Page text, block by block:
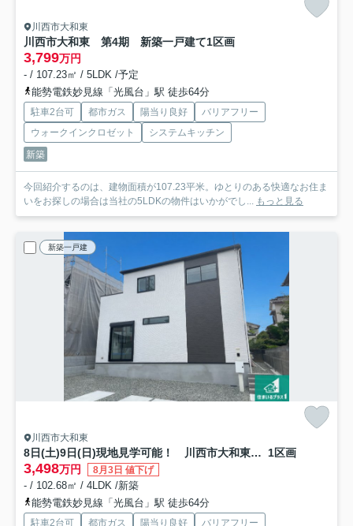
川西市大和東
川西市大和東 第4期 新築一戸建て1区画
3,799万円
- / 107.23㎡ / 5LDK /予定
能勢電鉄妙見線「光風台」駅 徒歩64分
駐車2台可 都市ガス 陽当り良好
バリアフリー
ウォークインクロゼット
システムキッチン
新築
今回紹介するのは、建物面積が107.23平米。ゆとりのある快適なお住ま
いをお探しの場合は当社の5LDKの物件はいかがでし... もっと見る
新築一戸建
川西市大和東
8日(土)9日(日)現地見学可能！ 川西市大和東 第3期 新築一戸建て 1区画
3,498万円 8月3日 値下げ
- / 102.68㎡ / 4LDK /新築
能勢電鉄妙見線「光風台」駅 徒歩64分
駐車2台可 都市ガス 陽当り良好
バリアフリー